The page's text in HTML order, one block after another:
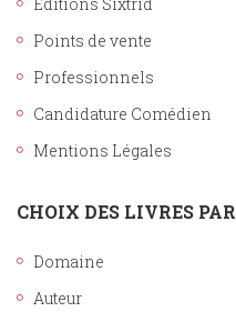
Points de vente
Professionnels
Candidature Comédien
Mentions Légales
CHOIX DES LIVRES PAR
Domaine
Auteur